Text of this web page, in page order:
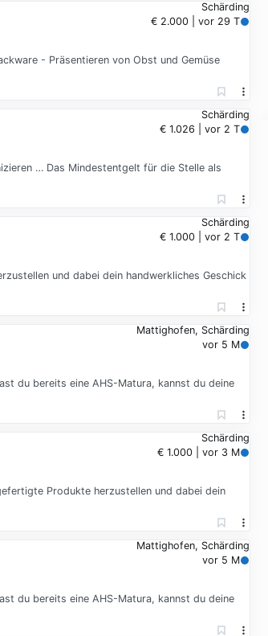
Schärding
€ 2.000 | vor 29 T
- Präsentieren von Obst und Gemüse
Schärding
€ 1.026 | vor 2 T
… Das Mindestentgelt für die Stelle als
Schärding
€ 1.000 | vor 2 T
und dabei dein handwerkliches Geschick
Mattighofen, Schärding
vor 5 M
du bereits eine AHS-Matura, kannst du deine
Schärding
€ 1.000 | vor 3 M
Produkte herzustellen und dabei dein
Mattighofen, Schärding
vor 5 M
du bereits eine AHS-Matura, kannst du deine